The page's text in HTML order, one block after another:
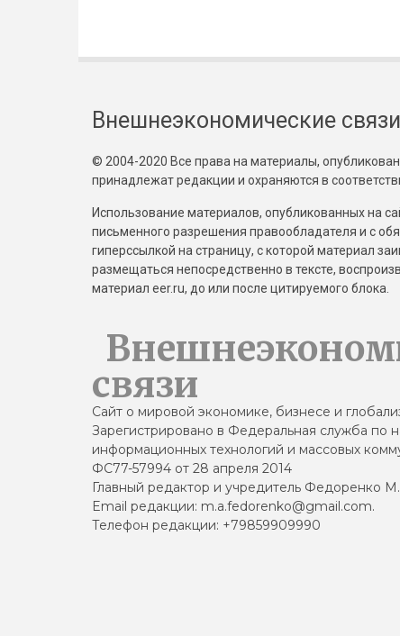
Внешнеэкономические связи
© 2004-2020 Все права на материалы,
принадлежат редакции и охраняются в
Использование материалов, опубликованных на
письменного разрешения правообладателя и с
гиперссылкой на страницу, с которой материал
размещаться непосредственно в тексте,
материал eer.ru, до или после цитируемого блока.
связи
Сайт о мировой экономике, бизнесе и
Зарегистрировано в Федеральная служба по
информационных технологий и массовых
ФС77-57994 от 28 апреля 2014
Главный редактор и учредитель Федоренко
Email редакции: m.a.fedorenko@gmail.com.
Телефон редакции: +79859909990